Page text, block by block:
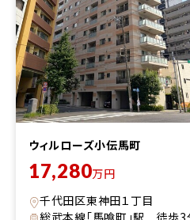
ウィルローズ小伝馬町
17,280万円
千代田区東神田１丁目